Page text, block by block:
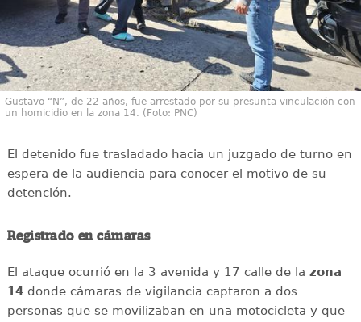
Gustavo “N”, de 22 años, fue arrestado por su presunta vinculación con
un homicidio en la zona 14. (Foto: PNC)
El detenido fue trasladado hacia un juzgado de turno en
espera de la audiencia para conocer el motivo de su
detención.
Registrado en cámaras
El ataque ocurrió en la 3 avenida y 17 calle de la zona
14donde cámaras de vigilancia captaron a dos
personas que se movilizaban en una motocicleta y que